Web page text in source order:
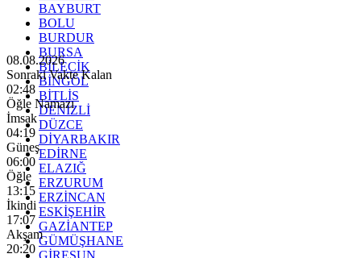
BAYBURT
BOLU
BURDUR
BURSA
BİLECİK
BİNGÖL
BİTLİS
DENİZLİ
DÜZCE
DİYARBAKIR
EDİRNE
ELAZIĞ
ERZURUM
ERZİNCAN
ESKİŞEHİR
GAZİANTEP
GÜMÜŞHANE
GİRESUN
08.08.2026
Sonraki Vakte Kalan
02:46
Öğle Namazı
İmsak
04:19
Güneş
06:00
Öğle
13:15
İkindi
17:07
Akşam
20:20